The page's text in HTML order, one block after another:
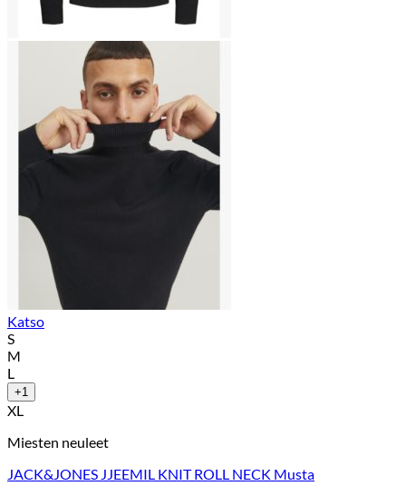
Katso
S
M
L
+1
XL
Miesten neuleet
JACK&JONES JJEEMIL KNIT ROLL NECK Musta